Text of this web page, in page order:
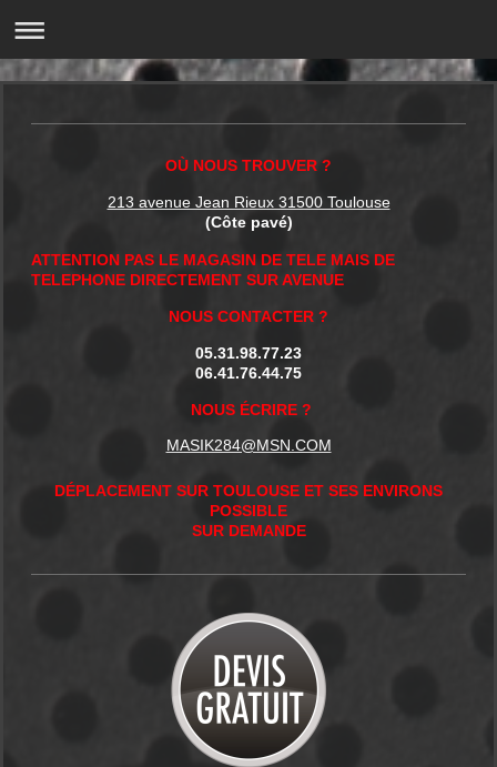
OÙ NOUS TROUVER ?
213 avenue Jean Rieux 31500 Toulouse
(Côte pavé)
ATTENTION PAS LE MAGASIN DE TELE MAIS DE
TELEPHONE DIRECTEMENT SUR AVENUE
NOUS CONTACTER ?
05.31.98.77.23
06.41.76.44.75
NOUS ÉCRIRE ?
MASIK284@MSN.COM
DÉPLACEMENT SUR TOULOUSE ET SES ENVIRONS
POSSIBLE
SUR DEMANDE